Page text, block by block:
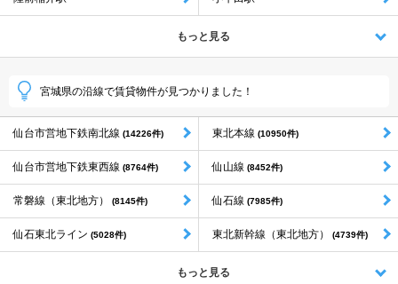
もっと見る
宮城県の沿線で賃貸物件が見つかりました！
仙台市営地下鉄南北線 (14226件) 東北本線 (10950件)
仙台市営地下鉄東西線 (8764件) 仙山線 (8452件)
常磐線（東北地方） (8145件) 仙石線 (7985件)
仙石東北ライン (5028件) 東北新幹線（東北地方） (4739件)
もっと見る